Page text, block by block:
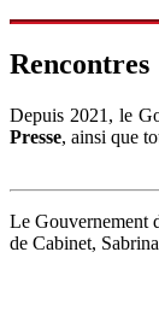
Rencontres
Depuis 2021, le
Presse, ainsi que
Le Gouvernement
de Cabinet,